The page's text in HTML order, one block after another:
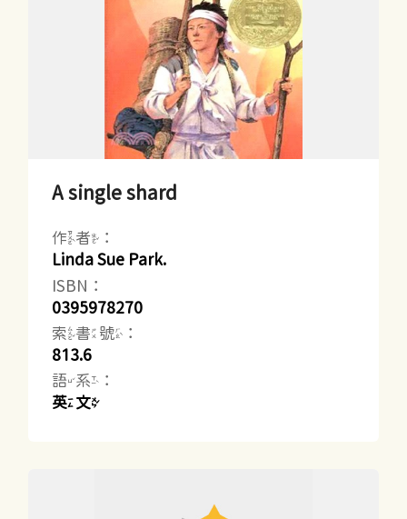
A single shard
作者：
Linda Sue Park.
ISBN：
0395978270
索書號：
813.6
語系：
英文